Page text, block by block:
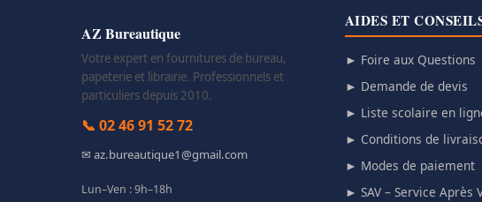
AZ Bureautique
Votre expert en fournitures de bureau,
papeterie et librairie. Professionnels et
particuliers depuis 2010.
📞 02 46 91 52 72
✉ az.bureautique1@gmail.com
Lun–Ven : 9h–18h
AIDES ET
► Foire aux Questions
► Demande de devis
► Liste scolaire en
► Conditions de
► Modes de paiement
► SAV – Service Après